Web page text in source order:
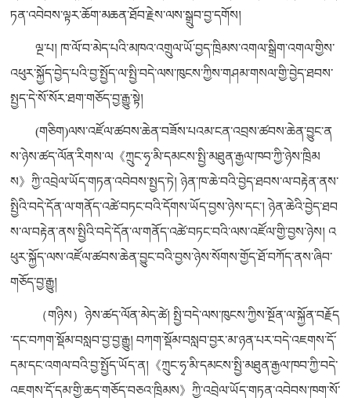
ཏན་འབེབས་ལྟར་ཆོག་མཆན་ཐོབ་རྗེས་ལས་སྒྲུབ་བྱ་དགོས།
ལྔ་པ། ཁ་ལོ་བ་མེད་པའི་མཁའ་འགྲུལ་ཡོ་བྱད་ཁྲིམས་འགལ་སྒྲིག་འགལ་གྱིས་
འཕུར་སྐྱོད་བྱེད་པའི་བྱ་སྤྱོད་ལ་སྤྱི་བདེ་ལས་ཁུངས་ཀྱིས་གཤམ་གསལ་གྱི་བྱེད་ཐབས་
སྤྱད་དེ་སོ་སོར་ཐག་གཅོད་བྱ་རྒྱུ་སྟེ།
(གཅིག)ལས་འཛོལ་ཚབས་ཆེན་བཟོས་པའམ་ངན་འབྲས་ཚབས་ཆེན་བྱུང་ན
ས་ཉེས་ཚད་ལོན་རིགས་ལ《ཀྲུང་ཧྭ་མི་དམངས་སྤྱི་མཐུན་རྒྱལ་ཁབ་ཀྱི་ཉེས་ཁྲིམ
ས》ཀྱི་འབྲེལ་ཡོད་གཏན་འབེབས་སྤྱད་ཏེ། ཉེན་ཁ་ཆེ་བའི་བྱེད་ཐབས་ལ་བརྟེན་ནས་
སྤྱིའི་བདེ་དོན་ལ་གནོད་འཚེ་བཏང་བའི་དོགས་ཡོད་བྱས་ཉེས་དང་། ཉེན་ཆེའི་བྱེད་ཐབ
ས་ལ་བརྟེན་ནས་སྤྱིའི་བདེ་དོན་ལ་གནོད་འཚེ་བཏང་བའི་ལས་འཛོལ་གྱི་བྱས་ཉེས། འ
ཕུར་སྐྱོད་ལས་འཛོལ་ཚབས་ཆེན་བྱུང་བའི་བྱས་ཉེས་སོགས་གྱོད་ཐོ་བཀོད་ནས་ཞིབ་
གཅོད་བྱ་རྒྱུ།
（གཉིས）ཉེས་ཚད་ལོན་མེད་ཚེ། སྤྱི་བདེ་ལས་ཁུངས་ཀྱིས་སྔོན་ལ་སྐྱོན་བརྗོད
་དང་བཀག་སྡོམ་བསླབ་བྱ་བྱ་རྒྱུ། བཀག་སྡོམ་བསླབ་བྱར་མ་ཉན་པར་བདེ་འཇགས་དོ་
དམ་དང་འགལ་བའི་བྱ་སྤྱོད་ཡོད་ན།《ཀྲུང་ཧྭ་མི་དམངས་སྤྱི་མཐུན་རྒྱལ་ཁབ་ཀྱི་བདེ་
འཇགས་དོ་དམ་གྱི་ཆད་གཅོད་བཅའ་ཁྲིམས》ཀྱི་འབྲེལ་ཡོད་གཏན་འབེབས་ཁག་སོ་